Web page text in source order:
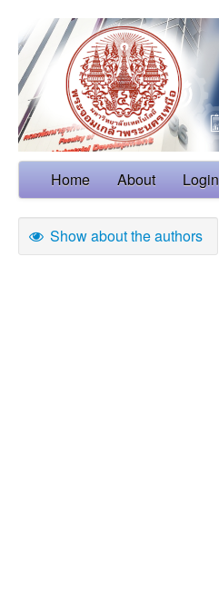
Home About Login
Show about the authors